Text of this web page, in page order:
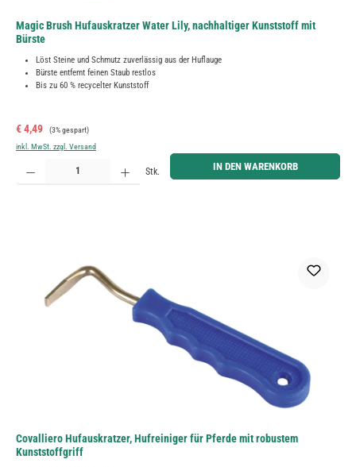
Magic Brush Hufauskratzer Water Lily, nachhaltiger Kunststoff mit
Bürste
Löst Steine und Schmutz zuverlässig aus der Huflauge
Bürste entfernt feinen Staub restlos
Bis zu 60 % recycelter Kunststoff
Verkaufspreis:
€ 4,49 Regulärer Preis:
(3% gespart)
inkl. MwSt. zzgl. Versand
Produkt Anzahl: Gib den gewünschten Wert ein oder benutze die Schaltflächen um die Anzahl zu
Stk. IN DEN WARENKORB
Covalliero Hufauskratzer, Hufreiniger für Pferde mit robustem
Kunststoffgriff